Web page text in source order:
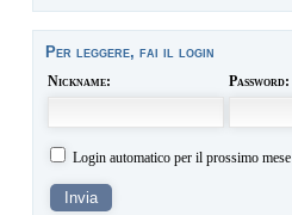
Per leggere, fai il login
Nickname: Password:
Login automatico per il prossimo mese